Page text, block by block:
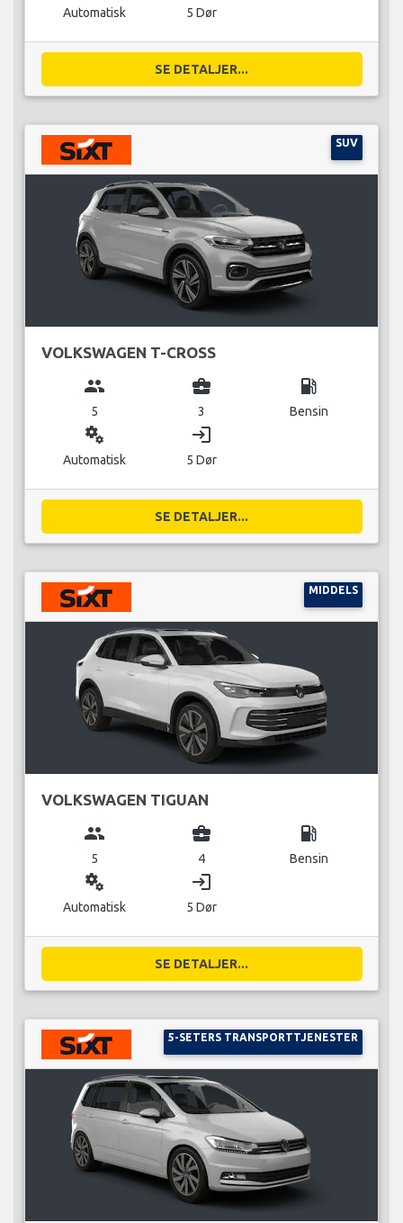
Automatisk 5 Dør
SE DETALJER...
SUV
VOLKSWAGEN T-CROSS
group
5
business_center
3
local_gas_station
Bensin
miscellaneous_services
Automatisk
login
5 Dør
SE DETALJER...
MIDDELS
VOLKSWAGEN TIGUAN
group
5
business_center
4
local_gas_station
Bensin
miscellaneous_services
Automatisk
login
5 Dør
SE DETALJER...
5-SETERS TRANSPORTTJENESTER